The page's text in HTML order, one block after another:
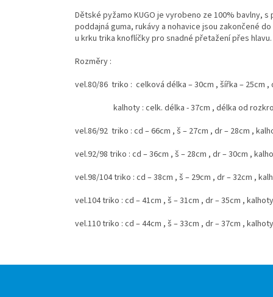
Dětské pyžamo KUGO je vyrobeno ze 100% bavlny,
poddajná guma, rukávy a nohavice jsou zakončené
u krku trika knoflíčky pro snadné přetažení přes
Rozměry :
vel.80/86 triko : celková délka – 30cm , šířka – 25cm ,
kalhoty : celk. délka - 37cm , délka od rozkroku
vel.86/92 triko : cd – 66cm , š – 27cm , dr – 28cm ,
vel.92/98 triko : cd – 36cm , š – 28cm , dr – 30cm ,
vel.98/104 triko : cd – 38cm , š – 29cm , dr – 32cm ,
vel.104 triko : cd – 41cm , š – 31cm , dr – 35cm ,
vel.110 triko : cd – 44cm , š – 33cm , dr – 37cm ,